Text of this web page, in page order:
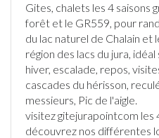
Gites, chalets les 4 saisons
forêt et le GR559, pour
du lac naturel de Chalain et
région des lacs du jura, idéal
hiver, escalade, repos,
cascades du hérisson,
messieurs, Pic de l'aigle.
visitez gitejurapointcom les
découvrez nos différentes